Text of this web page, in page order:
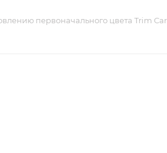
первоначального цвета Trim